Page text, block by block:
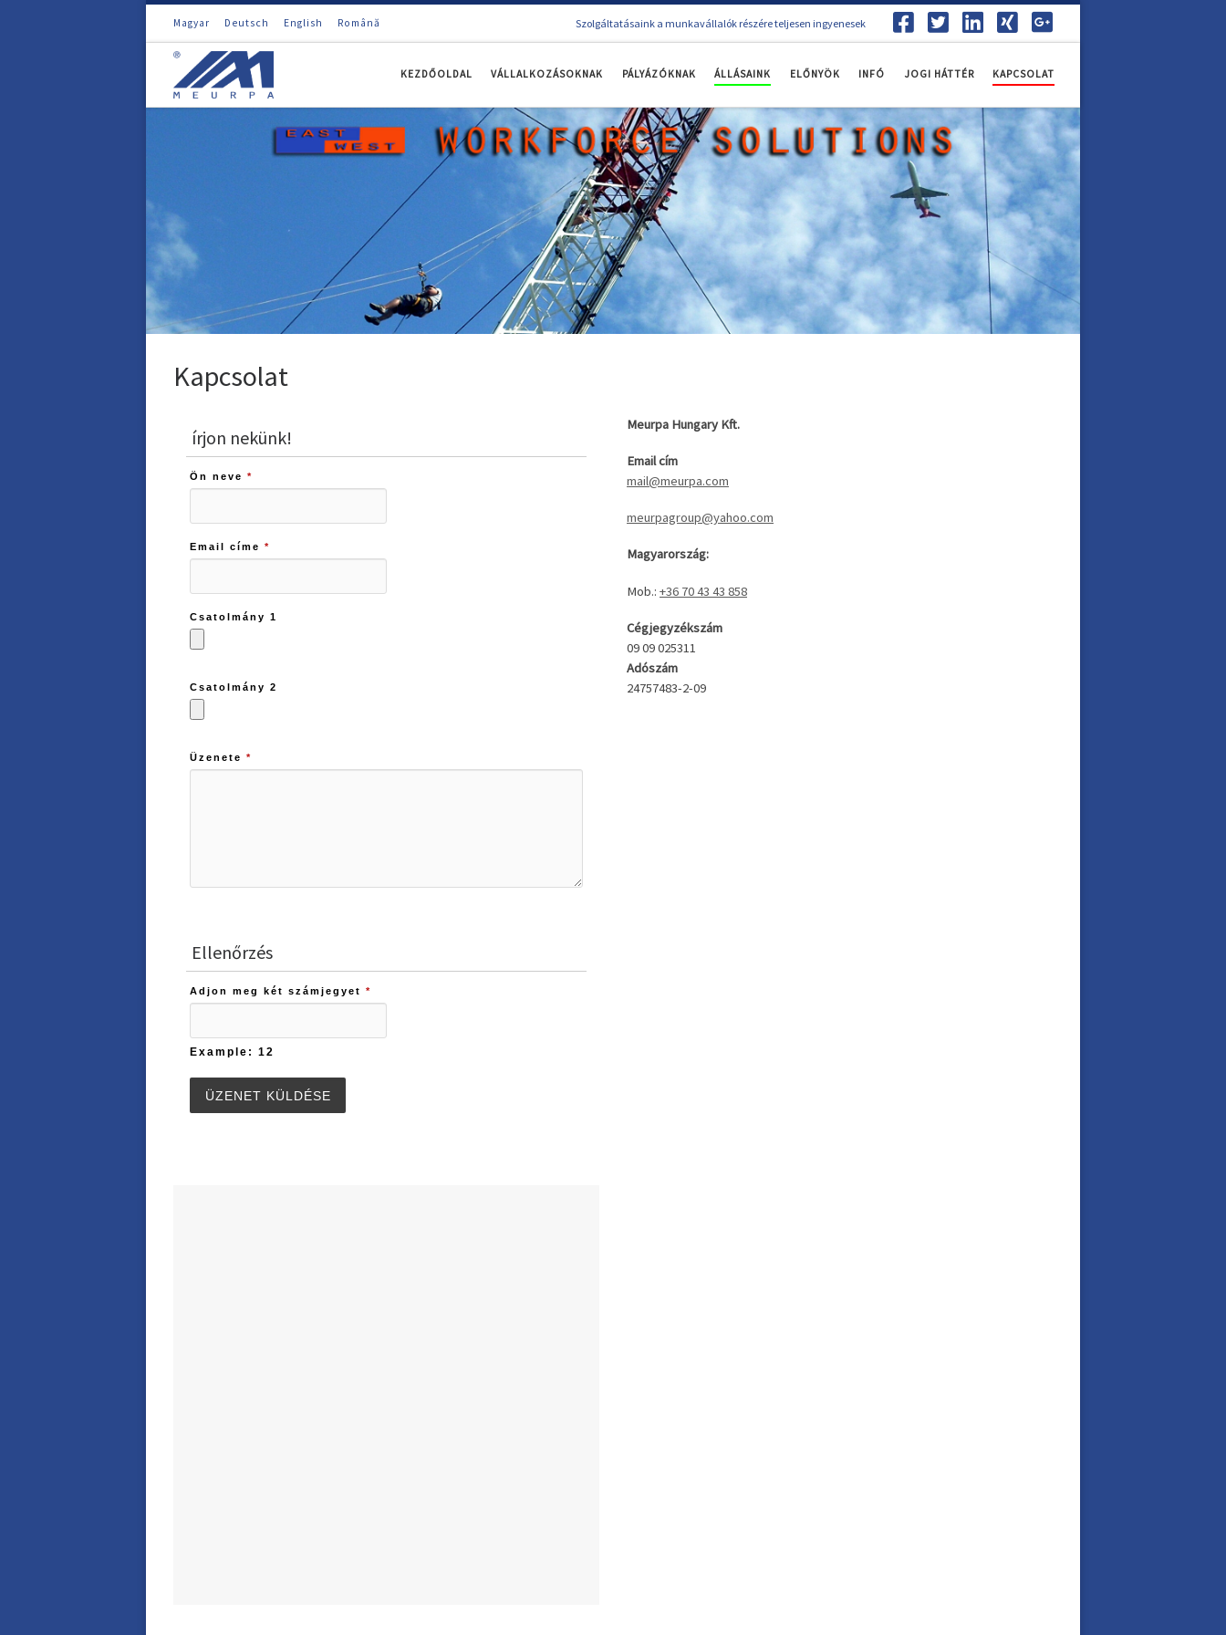
Magyar Deutsch English Română Szolgáltatásaink a munkavállalók részére teljesen ingyenesek
KEZDŐOLDAL VÁLLALKOZÁSOKNAK PÁLYÁZÓKNAK ÁLLÁSAINK ELŐNYÖK INFÓ JOGI HÁTTÉR KAPCSOLAT
Kapcsolat
írjon nekünk!
Ön neve*
Email címe*
Csatolmány 1
Csatolmány 2
Üzenete*
Ellenőrzés
Adjon meg két számjegyet*
Example: 12
Meurpa Hungary Kft.
Email cím
mail@meurpa.com
meurpagroup@yahoo.com
Magyarország:
Mob.: +36 70 43 43 858
Cégjegyzékszám
09 09 025311
Adószám
24757483-2-09